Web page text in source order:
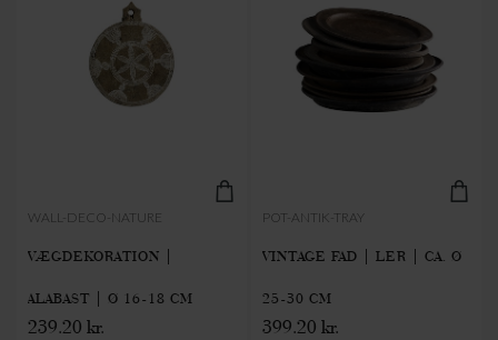
WALL-DECO-NATURE
VÆGDEKORATION |
ALABAST | Ø 16-18 CM
239.20 kr.
POT-ANTIK-TRAY
VINTAGE FAD | LER | CA. Ø
25-30 CM
399.20 kr.